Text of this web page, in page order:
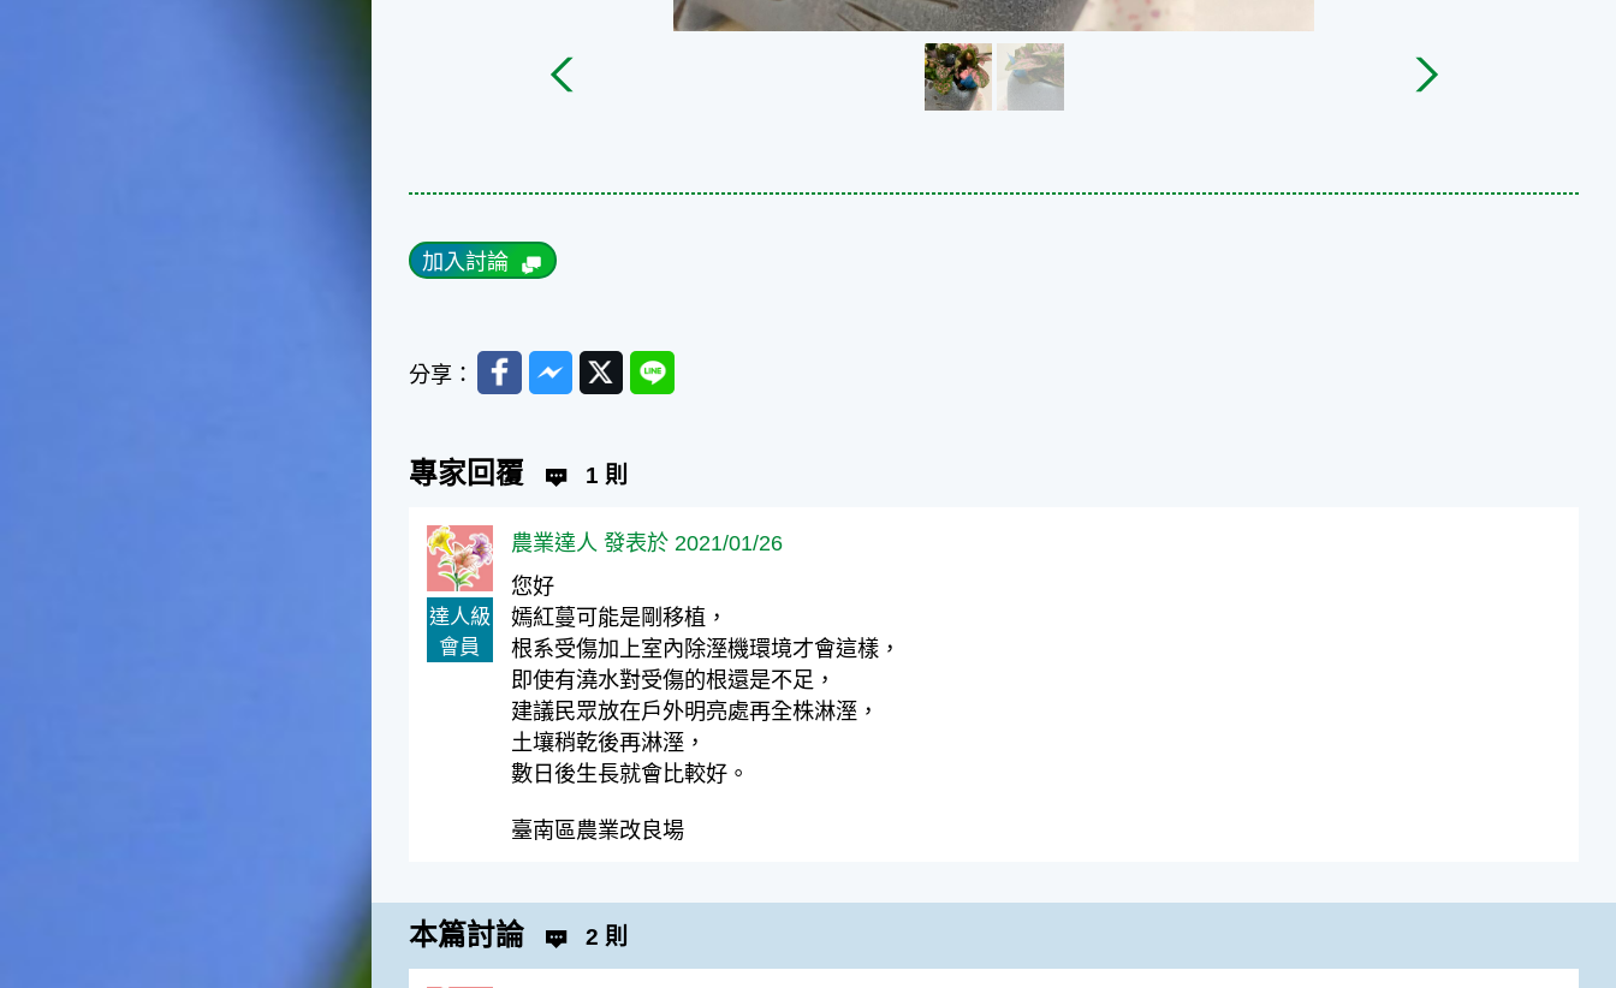
加入討論
分享：
FacebookMessenger
TwitterLine
專家回覆 1 則
達人級
會員
農業達人 發表於 2021/01/26
您好
嫣紅蔓可能是剛移植，
根系受傷加上室內除溼機環境才會這樣，
即使有澆水對受傷的根還是不足，
建議民眾放在戶外明亮處再全株淋溼，
土壤稍乾後再淋溼，
數日後生長就會比較好。
臺南區農業改良場
本篇討論 2 則